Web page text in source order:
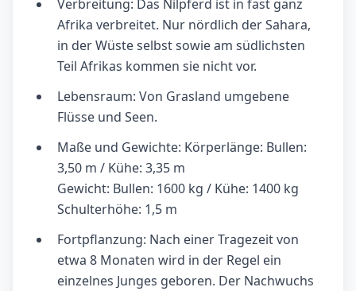
Verbreitung: Das Nilpferd ist in fast ganz
Afrika verbreitet. Nur nördlich der Sahara,
in der Wüste selbst sowie am südlichsten
Teil Afrikas kommen sie nicht vor.
Lebensraum: Von Grasland umgebene
Flüsse und Seen.
Maße und Gewichte: Körperlänge: Bullen:
3,50 m / Kühe: 3,35 m
Gewicht: Bullen: 1600 kg / Kühe: 1400 kg
Schulterhöhe: 1,5 m
Fortpflanzung: Nach einer Tragezeit von
etwa 8 Monaten wird in der Regel ein
einzelnes Junges geboren. Der Nachwuchs